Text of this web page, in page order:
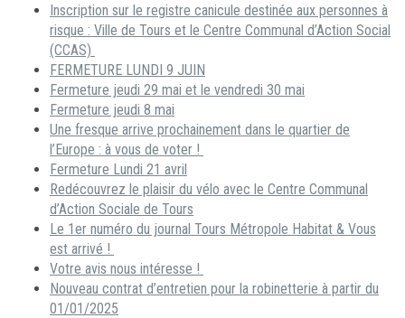
Inscription sur le registre canicule destinée aux personnes à
risque : Ville de Tours et le Centre Communal d’Action Social
(CCAS)
FERMETURE LUNDI 9 JUIN
Fermeture jeudi 29 mai et le vendredi 30 mai
Fermeture jeudi 8 mai
Une fresque arrive prochainement dans le quartier de
l’Europe : à vous de voter !
Fermeture Lundi 21 avril
Redécouvrez le plaisir du vélo avec le Centre Communal
d’Action Sociale de Tours
Le 1er numéro du journal Tours Métropole Habitat & Vous
est arrivé !
Votre avis nous intéresse !
Nouveau contrat d’entretien pour la robinetterie à partir du
01/01/2025